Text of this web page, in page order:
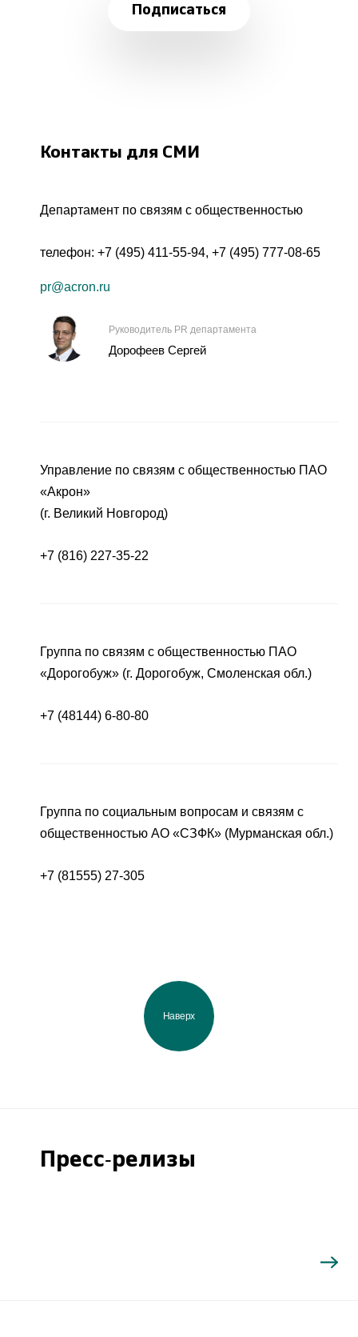
Подписаться
Контакты для СМИ
Департамент по связям с общественностью
телефон: +7 (495) 411-55-94, +7 (495) 777-08-65
pr@acron.ru
Руководитель PR департамента
Дорофеев Сергей
Управление по связям с общественностью ПАО
«Акрон»
(г. Великий Новгород)
+7 (816) 227-35-22
Группа по связям с общественностью ПАО
«Дорогобуж» (г. Дорогобуж, Смоленская обл.)
+7 (48144) 6-80-80
Группа по социальным вопросам и связям с
общественностью АО «СЗФК» (Мурманская обл.)
+7 (81555) 27-305
Наверх
Пресс-релизы